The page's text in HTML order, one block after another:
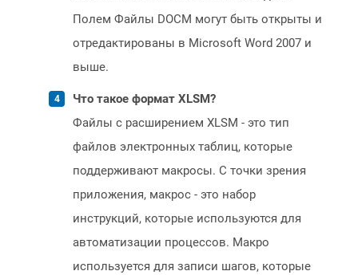
Полем Файлы DOCM могут быть открыты и
отредактированы в Microsoft Word 2007 и
выше.
Что такое формат XLSM?
Файлы с расширением XLSM - это тип
файлов электронных таблиц, которые
поддерживают макросы. С точки зрения
приложения, макрос - это набор
инструкций, которые используются для
автоматизации процессов. Макро
используется для записи шагов, которые